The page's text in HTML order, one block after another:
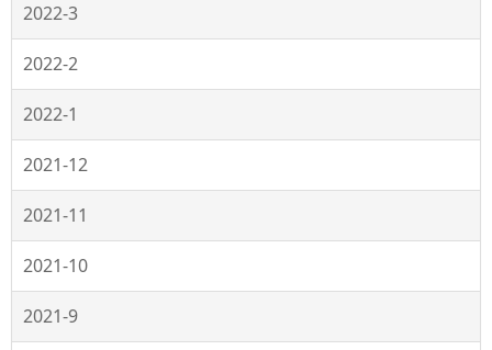
2022-3
2022-2
2022-1
2021-12
2021-11
2021-10
2021-9